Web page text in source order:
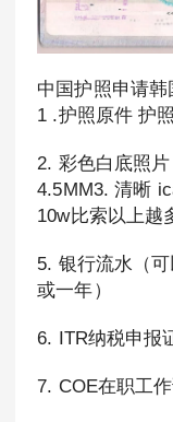
中国护照申请
1 .护照原件 护
2. 彩色白底照
4.5MM3. 清晰
10w比索以上越
5. 银行流水（
或一年）
6. ITR纳税申报
7. COE在职工